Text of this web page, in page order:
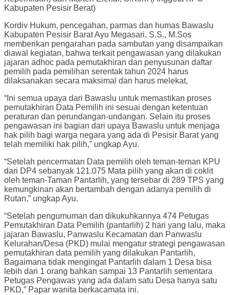
Kabupaten Pesisir Berat)
Kordiv Hukum, pencegahan, parmas dan humas Bawaslu
Kabupaten Pesisir Barat Ayu Megasari, S.S., M.Sos
memberikan pengarahan pada sambutan yang disampaikan
diawal kegiatan, bahwa terkait pengawasan yang dilakukan
jajaran adhoc pada pemutakhiran dan penyusunan daftar
pemilih pada pemilihan serentak tahun 2024 harus
dilaksanakan secara maksimal dan harus melekat,
“Ini semua upaya dari Bawaslu untuk memastikan proses
pemutakhiran Data Pemilih ini sesuai dengan ketentuan
peraturan dan perundangan-undangan. Selain itu proses
pengawasan ini bagian dari upaya Bawaslu untuk menjaga
hak pilih bagi warga negara yang ada di Pesisir Barat yang
telah memiliki hak pilih,” ungkap Ayu.
“Setelah pencermatan Data pemilih oleh teman-teman KPU
dari DP4 sebanyak 121.075 Mata pilih yang akan di coklit
oleh teman-Taman Pantarlih, yang tersebar di 289 TPS yang
kemungkinan akan bertambah dengan adanya pemilih di
Rutan,” ungkap Ayu.
“Setelah pengumuman dan dikukuhkannya 474 Petugas
Pemutakhiran Data Pemilih (pantarlih) 2 hari yang lalu, maka
jajaran Bawaslu, Panwaslu Kecamatan dan Panwaslu
Kelurahan/Desa (PKD) mulai mengatur strategi pengawasan
pemutakhiran data pemilih yang dilakukan Pantarlih,
Bagaimana tidak mengingat Pantarlih dalam 1 Desa bisa
lebih dari 1 orang bahkan sampai 13 Pantarlih sementara
Petugas Pengawas yang ada dalam satu Desa hanya satu
PKD,” Papar wanita berkacamata ini.